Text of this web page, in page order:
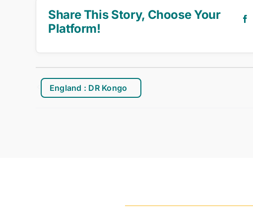
Share This Story, Choose Your
Platform!
England : DR Kongo